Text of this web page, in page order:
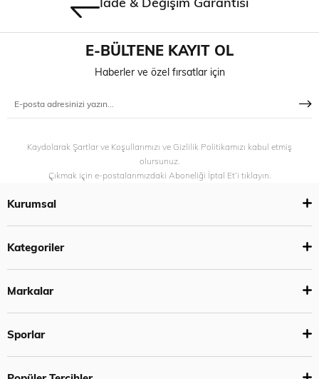
E-BÜLTENE KAYIT OL
Haberler ve özel fırsatlar için
Kaydolarak Şartlar ve Koşullarımızı ve Gizlilik Politikamızı kabul etmiş
olursunuz.
Çıkmak için e-postalarımızdaki Aboneliği İptal Et’i tıklayın.
Kurumsal
Kategoriler
Markalar
Sporlar